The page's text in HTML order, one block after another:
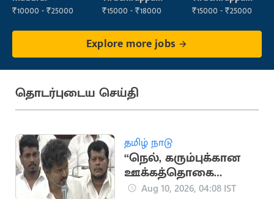
₹10000 - ₹25000 ₹15000 - ₹18000 ₹15000 - ₹25000
Explore more jobs
தொடர்புடைய செய்தி
தமிழ் நாடு
“நெல், கரும்புக்கான
ஊக்கத்தொகை
அதிகரிப்பு”..
Aug 10, 2026, 04:08 IST